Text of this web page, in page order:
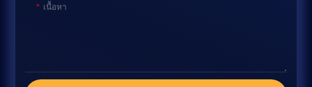
เนื้อหา